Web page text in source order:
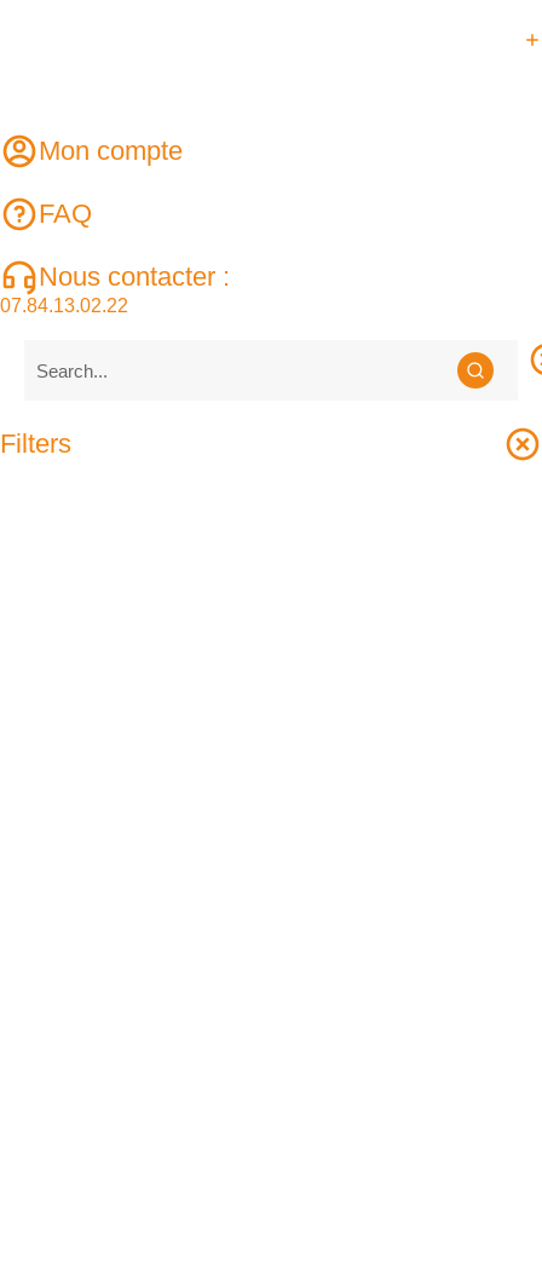
Mon compte
FAQ
Nous contacter :
07.84.13.02.22
Filters